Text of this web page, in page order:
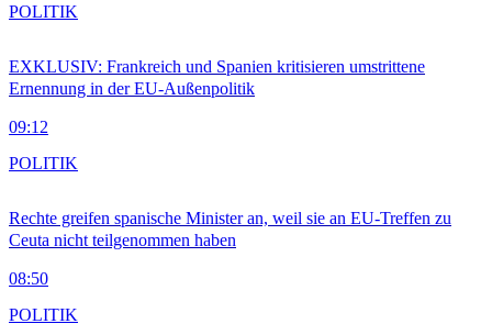
EXKLUSIV: Frankreich und Spanien kritisieren umstrittene
Ernennung in der EU-Außenpolitik
09:12
POLITIK
Rechte greifen spanische Minister an, weil sie an EU-Treffen zu
Ceuta nicht teilgenommen haben
08:50
POLITIK
POLITIK